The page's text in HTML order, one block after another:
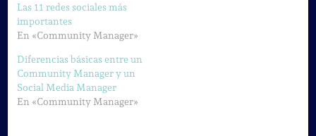
Las 11 redes sociales más
importantes
En «Community Manager»
Diferencias básicas entre un
Community Manager y un
Social Media Manager
En «Community Manager»